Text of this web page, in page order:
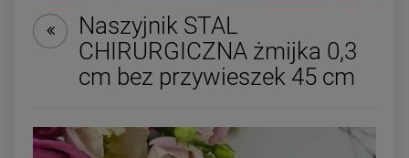
Naszyjnik STAL
CHIRURGICZNA księżyc
kamienie naturalne
Bransoletka na
STAL
Naszyjnik STAL
CHIRURGICZNA żmijka 0,3
cm bez przywieszek 45 cm